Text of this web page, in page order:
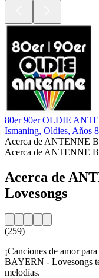
80er 90er OLDIE
Ismaning, Oldies, Años
Acerca de ANTENNE
Acerca de ANTENNE
Acerca de
Lovesongs
(259)
¡Canciones de amor
BAYERN - Lovesongs
melodías.